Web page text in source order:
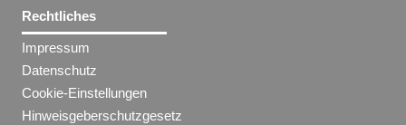
Rechtliches
Impressum
Datenschutz
Cookie-Einstellungen
Hinweisgeberschutzgesetz